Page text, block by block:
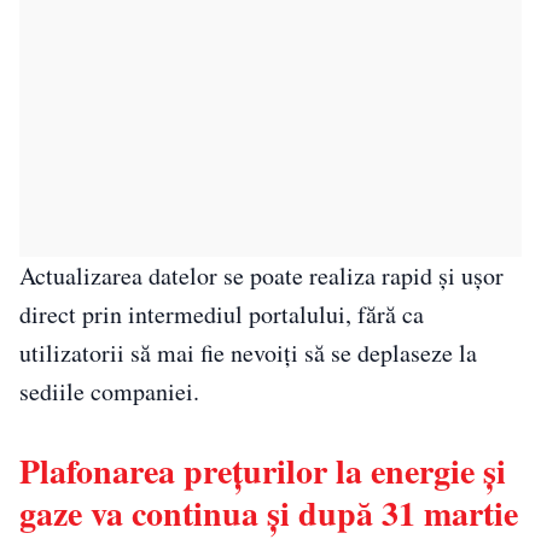
Actualizarea datelor se poate realiza rapid și ușor
direct prin intermediul portalului, fără ca
utilizatorii să mai fie nevoiți să se deplaseze la
sediile companiei.
Plafonarea prețurilor la energie și
gaze va continua și după 31 martie